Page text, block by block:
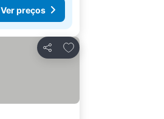
Ver preços
Partilhar
Adicionar aos favoritos